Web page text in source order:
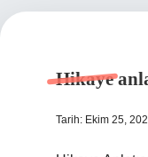
Hikaye
Tarih: Ekim 25,